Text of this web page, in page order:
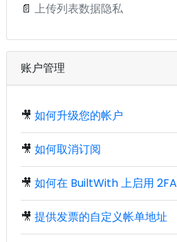
📄 上传列表数据隐私
账户管理
🎥 如何升级您的帐户
🎥 如何取消订阅
🎥 如何在 BuiltWith 上启用 2FA
🎥 提供发票的自定义帐单地址